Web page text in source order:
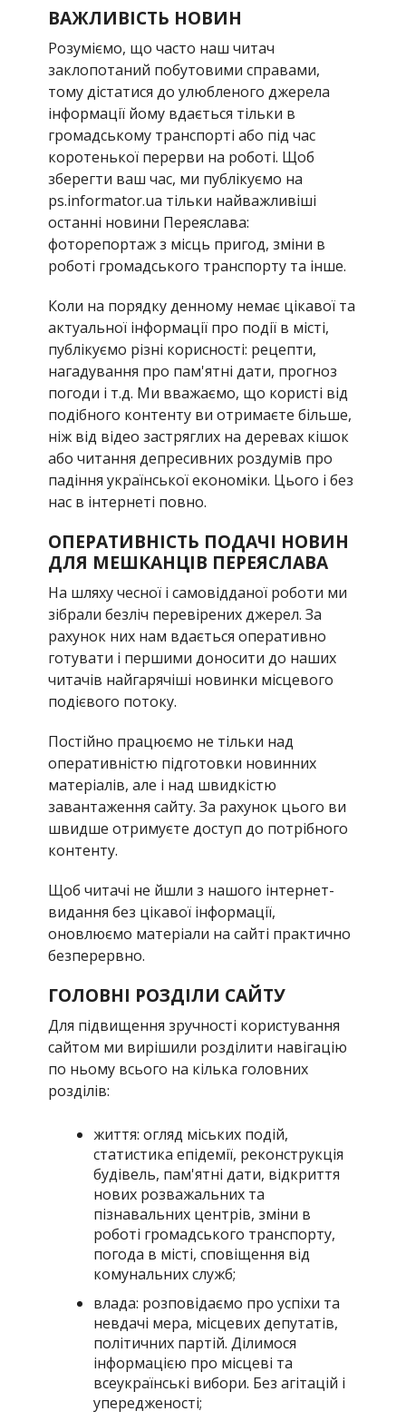
ВАЖЛИВІСТЬ НОВИН
Розуміємо, що часто наш читач
заклопотаний побутовими справами,
тому дістатися до улюбленого джерела
інформації йому вдається тільки в
громадському транспорті або під час
коротенької перерви на роботі. Щоб
зберегти ваш час, ми публікуємо на
ps.informator.ua тільки найважливіші
останні новини Переяслава:
фоторепортаж з місць пригод, зміни в
роботі громадського транспорту та інше.
Коли на порядку денному немає цікавої та
актуальної інформації про події в місті,
публікуємо різні корисності: рецепти,
нагадування про пам'ятні дати, прогноз
погоди і т.д. Ми вважаємо, що користі від
подібного контенту ви отримаєте більше,
ніж від відео застряглих на деревах кішок
або читання депресивних роздумів про
падіння української економіки. Цього і без
нас в інтернеті повно.
ОПЕРАТИВНІСТЬ ПОДАЧІ НОВИН
ДЛЯ МЕШКАНЦІВ ПЕРЕЯСЛАВА
На шляху чесної і самовідданої роботи ми
зібрали безліч перевірених джерел. За
рахунок них нам вдається оперативно
готувати і першими доносити до наших
читачів найгарячіші новинки місцевого
подієвого потоку.
Постійно працюємо не тільки над
оперативністю підготовки новинних
матеріалів, але і над швидкістю
завантаження сайту. За рахунок цього ви
швидше отримуєте доступ до потрібного
контенту.
Щоб читачі не йшли з нашого інтернет-
видання без цікавої інформації,
оновлюємо матеріали на сайті практично
безперервно.
ГОЛОВНІ РОЗДІЛИ САЙТУ
Для підвищення зручності користування
сайтом ми вирішили розділити навігацію
по ньому всього на кілька головних
розділів:
життя: огляд міських подій,
статистика епідемії, реконструкція
будівель, пам'ятні дати, відкриття
нових розважальних та
пізнавальних центрів, зміни в
роботі громадського транспорту,
погода в місті, сповіщення від
комунальних служб;
влада: розповідаємо про успіхи та
невдачі мера, місцевих депутатів,
політичних партій. Ділимося
інформацією про місцеві та
всеукраїнські вибори. Без агітацій і
упередженості;